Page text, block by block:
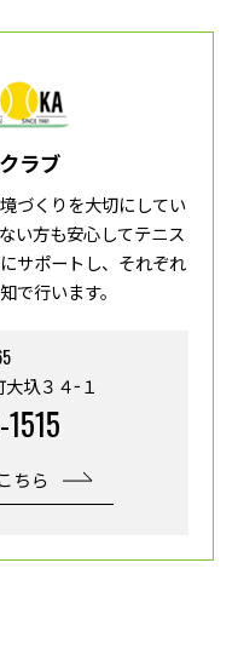
ラブ
づくりを大切にしてい
い方も安心してテニス
サポートし、それぞれ
で行います。
圦３４−１
ちら